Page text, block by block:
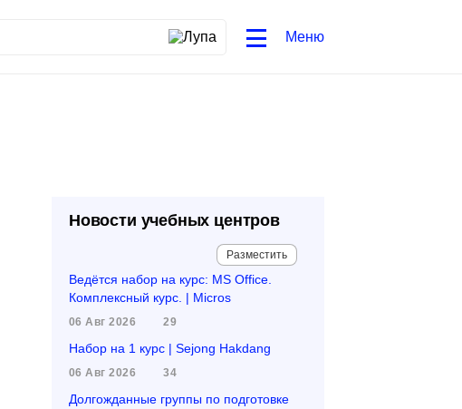
Меню
Новости учебных центров
Разместить
Ведётся набор на курс: MS Office.
Комплексный курс. | Micros
06 Авг 2026 29
Набор на 1 курс | Sejong Hakdang
06 Авг 2026 34
Долгожданные группы по подготовке